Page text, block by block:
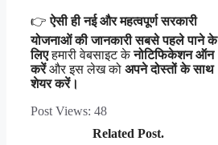
👉ऐसी ही नई और महत्वपूर्ण सरकारी
योजनाओं की जानकारी सबसे पहले पाने के
लिएहमारी वेबसाइट केनोटिफिकेशन ऑन
करेंऔर इस लेख को अपने दोस्तों के साथ
शेयर करें।
Post Views: 48
Related Post.